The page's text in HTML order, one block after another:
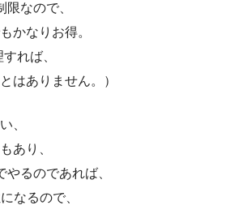
なので、
かなりお得。
れば、
はありません。）
、
あり、
るのであれば、
なるので、